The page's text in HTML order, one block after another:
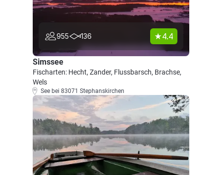
955 136 4.4
Simssee
Fischarten: Hecht, Zander, Flussbarsch, Brachse,
Wels
See bei 83071 Stephanskirchen